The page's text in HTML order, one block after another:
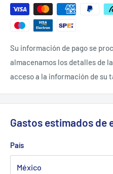
Específicamente para
todo terreno, último modelo
con motor de 4 tiempos.
Puede ser utilizado en
Terrain Vehicles), como lo
Este lubricante no debe
mezclarse con el
Su información de pago se
almacenamos los detalles de
acceso a la información de su
Gastos estimados de
País